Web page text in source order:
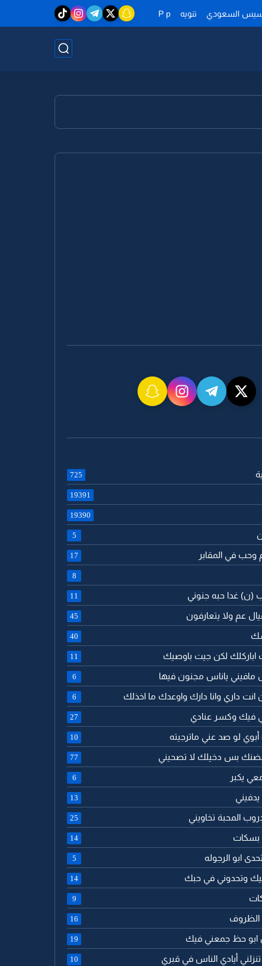
السعودي تنويه P p
725
19391
19390
5
وحب في المقابر 17
8
(ن) غدا حبه جنوني 11
عيال عم ولا يتعارفون 45
40
اباركلك لكن جيت باوصيك 11
مافيني ياناس مجنون فيها 6
انت داري وانا دارك واوعدك ما اخذلك 6
فيك وكسر عنادي 27
أبوي لو صد عني ماترجيته 10
بحضنك بس دخيلك لا تصحيني 77
يكبر 6
13
المحبة تخاويني 25
بسكات 14
ابو الرجوله 5
فيك وتحدوني في حبك 14
9
الظروف 16
ابو حظ جمعني فيك 19
أيادي الناس في قبري 10